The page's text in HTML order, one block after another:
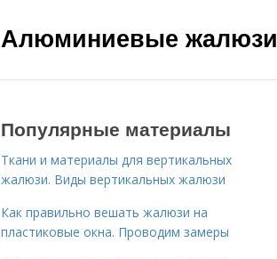
Алюминиевые жалюзи
Популярные материалы
Ткани и материалы для вертикальных
жалюзи. Виды вертикальных жалюзи
Как правильно вешать жалюзи на
пластиковые окна. Проводим замеры